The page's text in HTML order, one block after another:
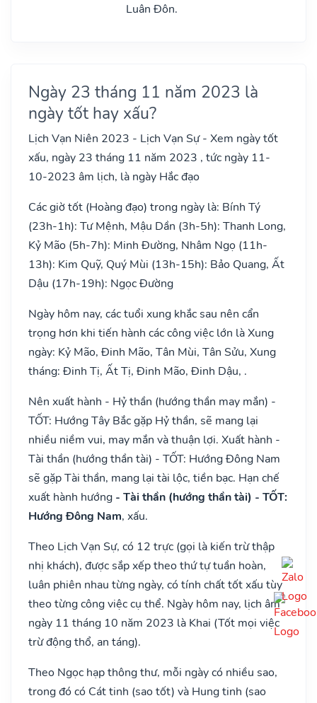
Luân Đôn.
Ngày 23 tháng 11 năm 2023 là
ngày tốt hay xấu?
Lịch Vạn Niên 2023 - Lịch Vạn Sự - Xem ngày tốt
xấu, ngày 23 tháng 11 năm 2023 , tức ngày 11-
10-2023 âm lịch, là ngày Hắc đạo
Các giờ tốt (Hoàng đạo) trong ngày là: Bính Tý
(23h-1h): Tư Mệnh, Mậu Dần (3h-5h): Thanh Long,
Kỷ Mão (5h-7h): Minh Đường, Nhâm Ngọ (11h-
13h): Kim Quỹ, Quý Mùi (13h-15h): Bảo Quang, Ất
Dậu (17h-19h): Ngọc Đường
Ngày hôm nay, các tuổi xung khắc sau nên cẩn
trọng hơn khi tiến hành các công việc lớn là Xung
ngày: Kỷ Mão, Đinh Mão, Tân Mùi, Tân Sửu, Xung
tháng: Đinh Tị, Ất Tị, Đinh Mão, Đinh Dậu, .
Nên xuất hành - Hỷ thần (hướng thần may mắn) -
TỐT: Hướng Tây Bắc gặp Hỷ thần, sẽ mang lại
nhiều niềm vui, may mắn và thuận lợi. Xuất hành -
Tài thần (hướng thần tài) - TỐT: Hướng Đông Nam
sẽ gặp Tài thần, mang lại tài lộc, tiền bạc. Hạn chế
xuất hành hướng - Tài thần (hướng thần tài) - TỐT:
Hướng Đông Nam, xấu.
Theo Lịch Vạn Sự, có 12 trực (gọi là kiến trừ thập
nhị khách), được sắp xếp theo thứ tự tuần hoàn,
luân phiên nhau từng ngày, có tính chất tốt xấu tùy
theo từng công việc cụ thể. Ngày hôm nay, lịch âm
ngày 11 tháng 10 năm 2023 là Khai (Tốt mọi việc
trừ động thổ, an táng).
Theo Ngọc hạp thông thư, mỗi ngày có nhiều sao,
trong đó có Cát tinh (sao tốt) và Hung tinh (sao